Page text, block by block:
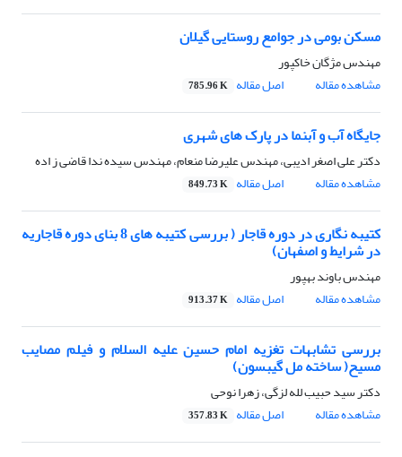
مسکن بومی در جوامع روستایی گیلان
مهندس مژگان خاکپور
مشاهده مقاله
اصل مقاله 785.96 K
جایگاه آب و آبنما در پارک های شهری
دکتر علی اصغر ادیبی، مهندس علیرضا منعام، مهندس سیده ندا قاضی ز اده
مشاهده مقاله
اصل مقاله 849.73 K
کتیبه نگاری در دوره قاجار ( بررسی کتیبه های 8 بنای دوره قاجاریه
در شرایط و اصفهان)
مهندس باوند بهپور
مشاهده مقاله
اصل مقاله 913.37 K
بررسی تشابهات تغزیه امام حسین علیه السلام و فیلم مصایب
مسیح( ساخته مل گیبسون)
دکتر سید حبیب لله لزگی، زهرا نوحی
مشاهده مقاله
اصل مقاله 357.83 K